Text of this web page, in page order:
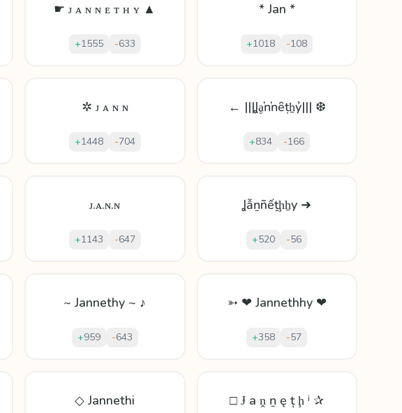
☛ ᴊ ᴀ ɴ ɴ ᴇ ᴛ ʜ ʏ ▲
+1555 -633
* Jan *
+1018 -108
✲ ᴊ ᴀ ɴ ɴ
+1448 -704
← |||Ʝḁŉŉȇṭẖỷ||| ❆
+834 -166
ᴊ.ᴀ.ɴ.ɴ
+1143 -647
Ʝẫṉñếṯḩẖy ➜
+520 -56
~ Jannethy ~ ♪
+959 -643
➳ ❤ Jannethhy ❤
+358 -57
◇ Jannethi □ Ɉ а ṋ ṉ ę ț ḩ ⁱ ✰